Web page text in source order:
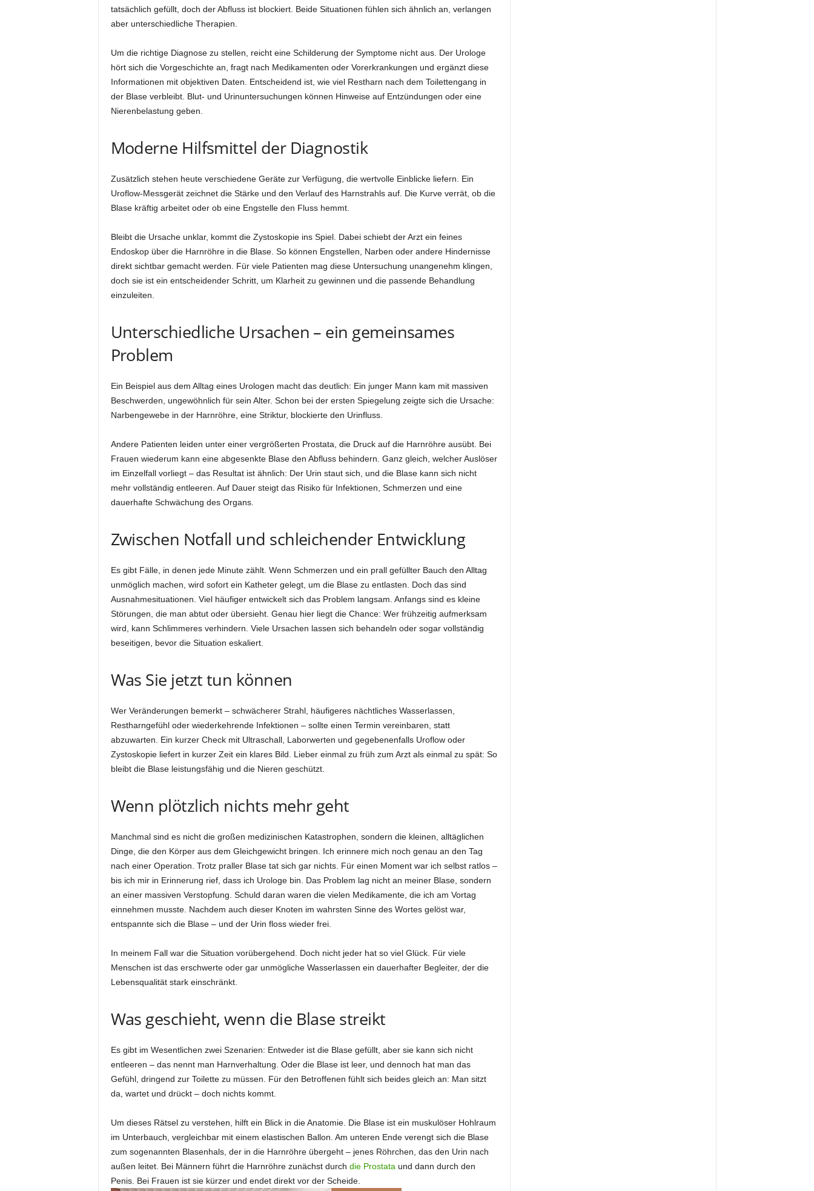
tatsächlich gefüllt, doch der Abfluss ist blockiert. Beide Situationen fühlen sich ähnlich an, verlangen
aber unterschiedliche Therapien.
Um die richtige Diagnose zu stellen, reicht eine Schilderung der Symptome nicht aus. Der Urologe
hört sich die Vorgeschichte an, fragt nach Medikamenten oder Vorerkrankungen und ergänzt diese
Informationen mit objektiven Daten. Entscheidend ist, wie viel Restharn nach dem Toilettengang in
der Blase verbleibt. Blut- und Urinuntersuchungen können Hinweise auf Entzündungen oder eine
Nierenbelastung geben.
Moderne Hilfsmittel der Diagnostik
Zusätzlich stehen heute verschiedene Geräte zur Verfügung, die wertvolle Einblicke liefern. Ein
Uroflow-Messgerät zeichnet die Stärke und den Verlauf des Harnstrahls auf. Die Kurve verrät, ob die
Blase kräftig arbeitet oder ob eine Engstelle den Fluss hemmt.
Bleibt die Ursache unklar, kommt die Zystoskopie ins Spiel. Dabei schiebt der Arzt ein feines
Endoskop über die Harnröhre in die Blase. So können Engstellen, Narben oder andere Hindernisse
direkt sichtbar gemacht werden. Für viele Patienten mag diese Untersuchung unangenehm klingen,
doch sie ist ein entscheidender Schritt, um Klarheit zu gewinnen und die passende Behandlung
einzuleiten.
Unterschiedliche Ursachen – ein gemeinsames
Problem
Ein Beispiel aus dem Alltag eines Urologen macht das deutlich: Ein junger Mann kam mit massiven
Beschwerden, ungewöhnlich für sein Alter. Schon bei der ersten Spiegelung zeigte sich die Ursache:
Narbengewebe in der Harnröhre, eine Striktur, blockierte den Urinfluss.
Andere Patienten leiden unter einer vergrößerten Prostata, die Druck auf die Harnröhre ausübt. Bei
Frauen wiederum kann eine abgesenkte Blase den Abfluss behindern. Ganz gleich, welcher Auslöser
im Einzelfall vorliegt – das Resultat ist ähnlich: Der Urin staut sich, und die Blase kann sich nicht
mehr vollständig entleeren. Auf Dauer steigt das Risiko für Infektionen, Schmerzen und eine
dauerhafte Schwächung des Organs.
Zwischen Notfall und schleichender Entwicklung
Es gibt Fälle, in denen jede Minute zählt. Wenn Schmerzen und ein prall gefüllter Bauch den Alltag
unmöglich machen, wird sofort ein Katheter gelegt, um die Blase zu entlasten. Doch das sind
Ausnahmesituationen. Viel häufiger entwickelt sich das Problem langsam. Anfangs sind es kleine
Störungen, die man abtut oder übersieht. Genau hier liegt die Chance: Wer frühzeitig aufmerksam
wird, kann Schlimmeres verhindern. Viele Ursachen lassen sich behandeln oder sogar vollständig
beseitigen, bevor die Situation eskaliert.
Was Sie jetzt tun können
Wer Veränderungen bemerkt – schwächerer Strahl, häufigeres nächtliches Wasserlassen,
Restharngefühl oder wiederkehrende Infektionen – sollte einen Termin vereinbaren, statt
abzuwarten. Ein kurzer Check mit Ultraschall, Laborwerten und gegebenenfalls Uroflow oder
Zystoskopie liefert in kurzer Zeit ein klares Bild. Lieber einmal zu früh zum Arzt als einmal zu spät: So
bleibt die Blase leistungsfähig und die Nieren geschützt.
Wenn plötzlich nichts mehr geht
Manchmal sind es nicht die großen medizinischen Katastrophen, sondern die kleinen, alltäglichen
Dinge, die den Körper aus dem Gleichgewicht bringen. Ich erinnere mich noch genau an den Tag
nach einer Operation. Trotz praller Blase tat sich gar nichts. Für einen Moment war ich selbst ratlos –
bis ich mir in Erinnerung rief, dass ich Urologe bin. Das Problem lag nicht an meiner Blase, sondern
an einer massiven Verstopfung. Schuld daran waren die vielen Medikamente, die ich am Vortag
einnehmen musste. Nachdem auch dieser Knoten im wahrsten Sinne des Wortes gelöst war,
entspannte sich die Blase – und der Urin floss wieder frei.
In meinem Fall war die Situation vorübergehend. Doch nicht jeder hat so viel Glück. Für viele
Menschen ist das erschwerte oder gar unmögliche Wasserlassen ein dauerhafter Begleiter, der die
Lebensqualität stark einschränkt.
Was geschieht, wenn die Blase streikt
Es gibt im Wesentlichen zwei Szenarien: Entweder ist die Blase gefüllt, aber sie kann sich nicht
entleeren – das nennt man Harnverhaltung. Oder die Blase ist leer, und dennoch hat man das
Gefühl, dringend zur Toilette zu müssen. Für den Betroffenen fühlt sich beides gleich an: Man sitzt
da, wartet und drückt – doch nichts kommt.
Um dieses Rätsel zu verstehen, hilft ein Blick in die Anatomie. Die Blase ist ein muskulöser Hohlraum
im Unterbauch, vergleichbar mit einem elastischen Ballon. Am unteren Ende verengt sich die Blase
zum sogenannten Blasenhals, der in die Harnröhre übergeht – jenes Röhrchen, das den Urin nach
außen leitet. Bei Männern führt die Harnröhre zunächst durch die Prostata und dann durch den
Penis. Bei Frauen ist sie kürzer und endet direkt vor der Scheide.